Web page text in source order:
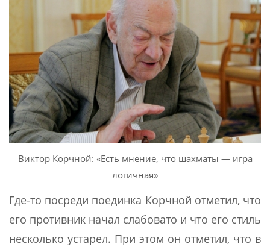
Виктор Корчной: «Есть мнение, что шахматы — игра
логичная»
Где-то посреди поединка Корчной отметил, что
его противник начал слабовато и что его стиль
несколько устарел. При этом он отметил, что в